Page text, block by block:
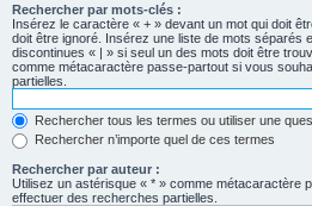
Rechercher par mots-clés :
Insérez le caractère « + » devant un mot qui doit
doit être ignoré. Insérez une liste de mots séparés
discontinues « | » si seul un des mots doit être
comme métacaractère passe-partout si vous
partielles.
Rechercher tous les termes ou utiliser une
Rechercher n’importe quel de ces termes
Rechercher par auteur :
Utilisez un astérisque « * » comme métacaractère
effectuer des recherches partielles.